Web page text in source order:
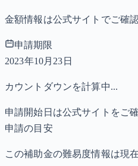
金額情報は公式サイトでご確
申請期限
2023年10月23日
カウントダウンを計算中...
申請開始日は公式サイトをご
申請の目安
この補助金の難易度情報は現